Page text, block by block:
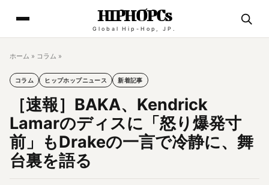
HIPHOPCs
Global Hip-Hop, JP.
ホーム » コラム »
コラム ヒップホップニュース 新着記事
［速報］BAKA、Kendrick
Lamarのディスに「怒り爆発寸
前」もDrakeの一言で冷静に、舞
台裏を語る